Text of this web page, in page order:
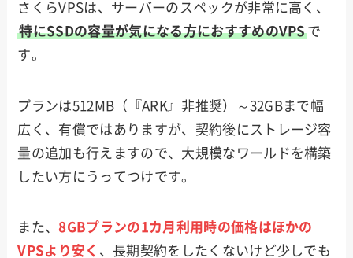
さくらVPSは、サーバーのスペックが非常に高く、
特にSSDの容量が気になる方におすすめのVPSで
す。
プランは512MB（『ARK』非推奨）～32GBまで幅
広く、有償ではありますが、契約後にストレージ容
量の追加も行えますので、大規模なワールドを構築
したい方にうってつけです。
また、8GBプランの1カ月利用時の価格はほかの
VPSより安く 、長期契約をしたくないけど少しでも